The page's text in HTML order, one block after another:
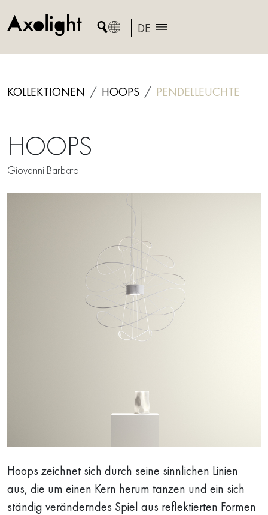
to
DE
KOLLEKTIONEN HOOPS PENDELLEUCHTE
HOOPS
Giovanni Barbato
Hoops zeichnet sich durch seine sinnlichen Linien
aus, die um einen Kern herum tanzen und ein sich
ständig veränderndes Spiel aus reflektierten Formen